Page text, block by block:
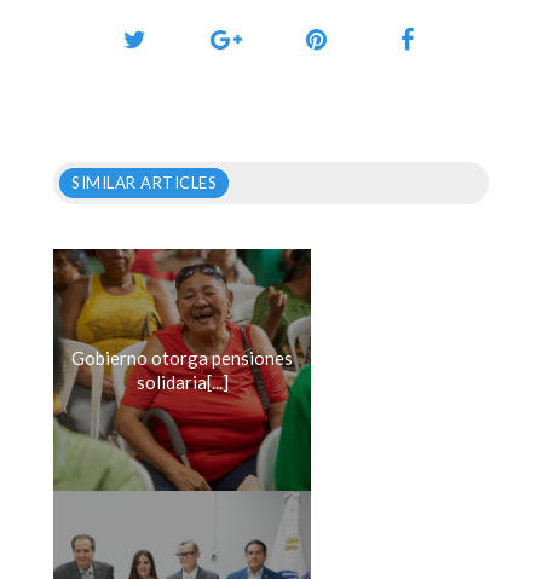
SIMILAR ARTICLES
Gobierno otorga pensiones
solidaria[...]